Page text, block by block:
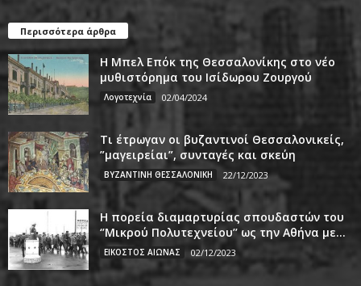
Περισσότερα άρθρα
Η Μπελ Επόκ της Θεσσαλονίκης στο νέο
μυθιστόρημα του Ισίδωρου Ζουργού
Λογοτεχνία 02/04/2024
Τι έτρωγαν οι βυζαντινοί Θεσσαλονικείς,
”μαγειρείαι”, συνταγές και σκεύη
ΒΥΖΑΝΤΙΝΗ ΘΕΣΣΑΛΟΝΙΚΗ 22/12/2023
Η πορεία διαμαρτυρίας σπουδαστών του
‘’Μικρού Πολυτεχνείου’’ ως την Αθήνα με...
ΕΙΚΟΣΤΟΣ ΑΙΩΝΑΣ 02/12/2023